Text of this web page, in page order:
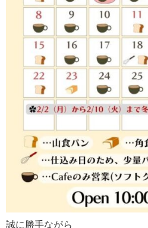
会社概要
誠に勝手ながら